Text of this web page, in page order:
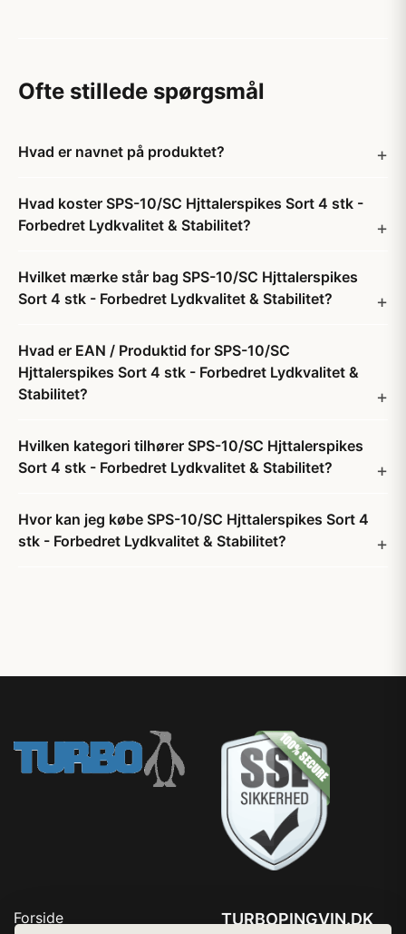
Ofte stillede spørgsmål
Hvad er navnet på produktet?
Hvad koster SPS-10/SC Hjttalerspikes Sort 4 stk -
Forbedret Lydkvalitet & Stabilitet?
Hvilket mærke står bag SPS-10/SC Hjttalerspikes
Sort 4 stk - Forbedret Lydkvalitet & Stabilitet?
Hvad er EAN / Produktid for SPS-10/SC
Hjttalerspikes Sort 4 stk - Forbedret Lydkvalitet &
Stabilitet?
Hvilken kategori tilhører SPS-10/SC Hjttalerspikes
Sort 4 stk - Forbedret Lydkvalitet & Stabilitet?
Hvor kan jeg købe SPS-10/SC Hjttalerspikes Sort 4
stk - Forbedret Lydkvalitet & Stabilitet?
Forside
TURBOPINGVIN.DK